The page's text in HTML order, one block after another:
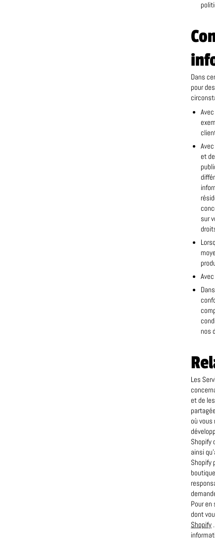
Dans
pour
et
sur
nos
Les
et de
où vous
Shopify
ainsi
Shopify
Pour
dont
Shopify